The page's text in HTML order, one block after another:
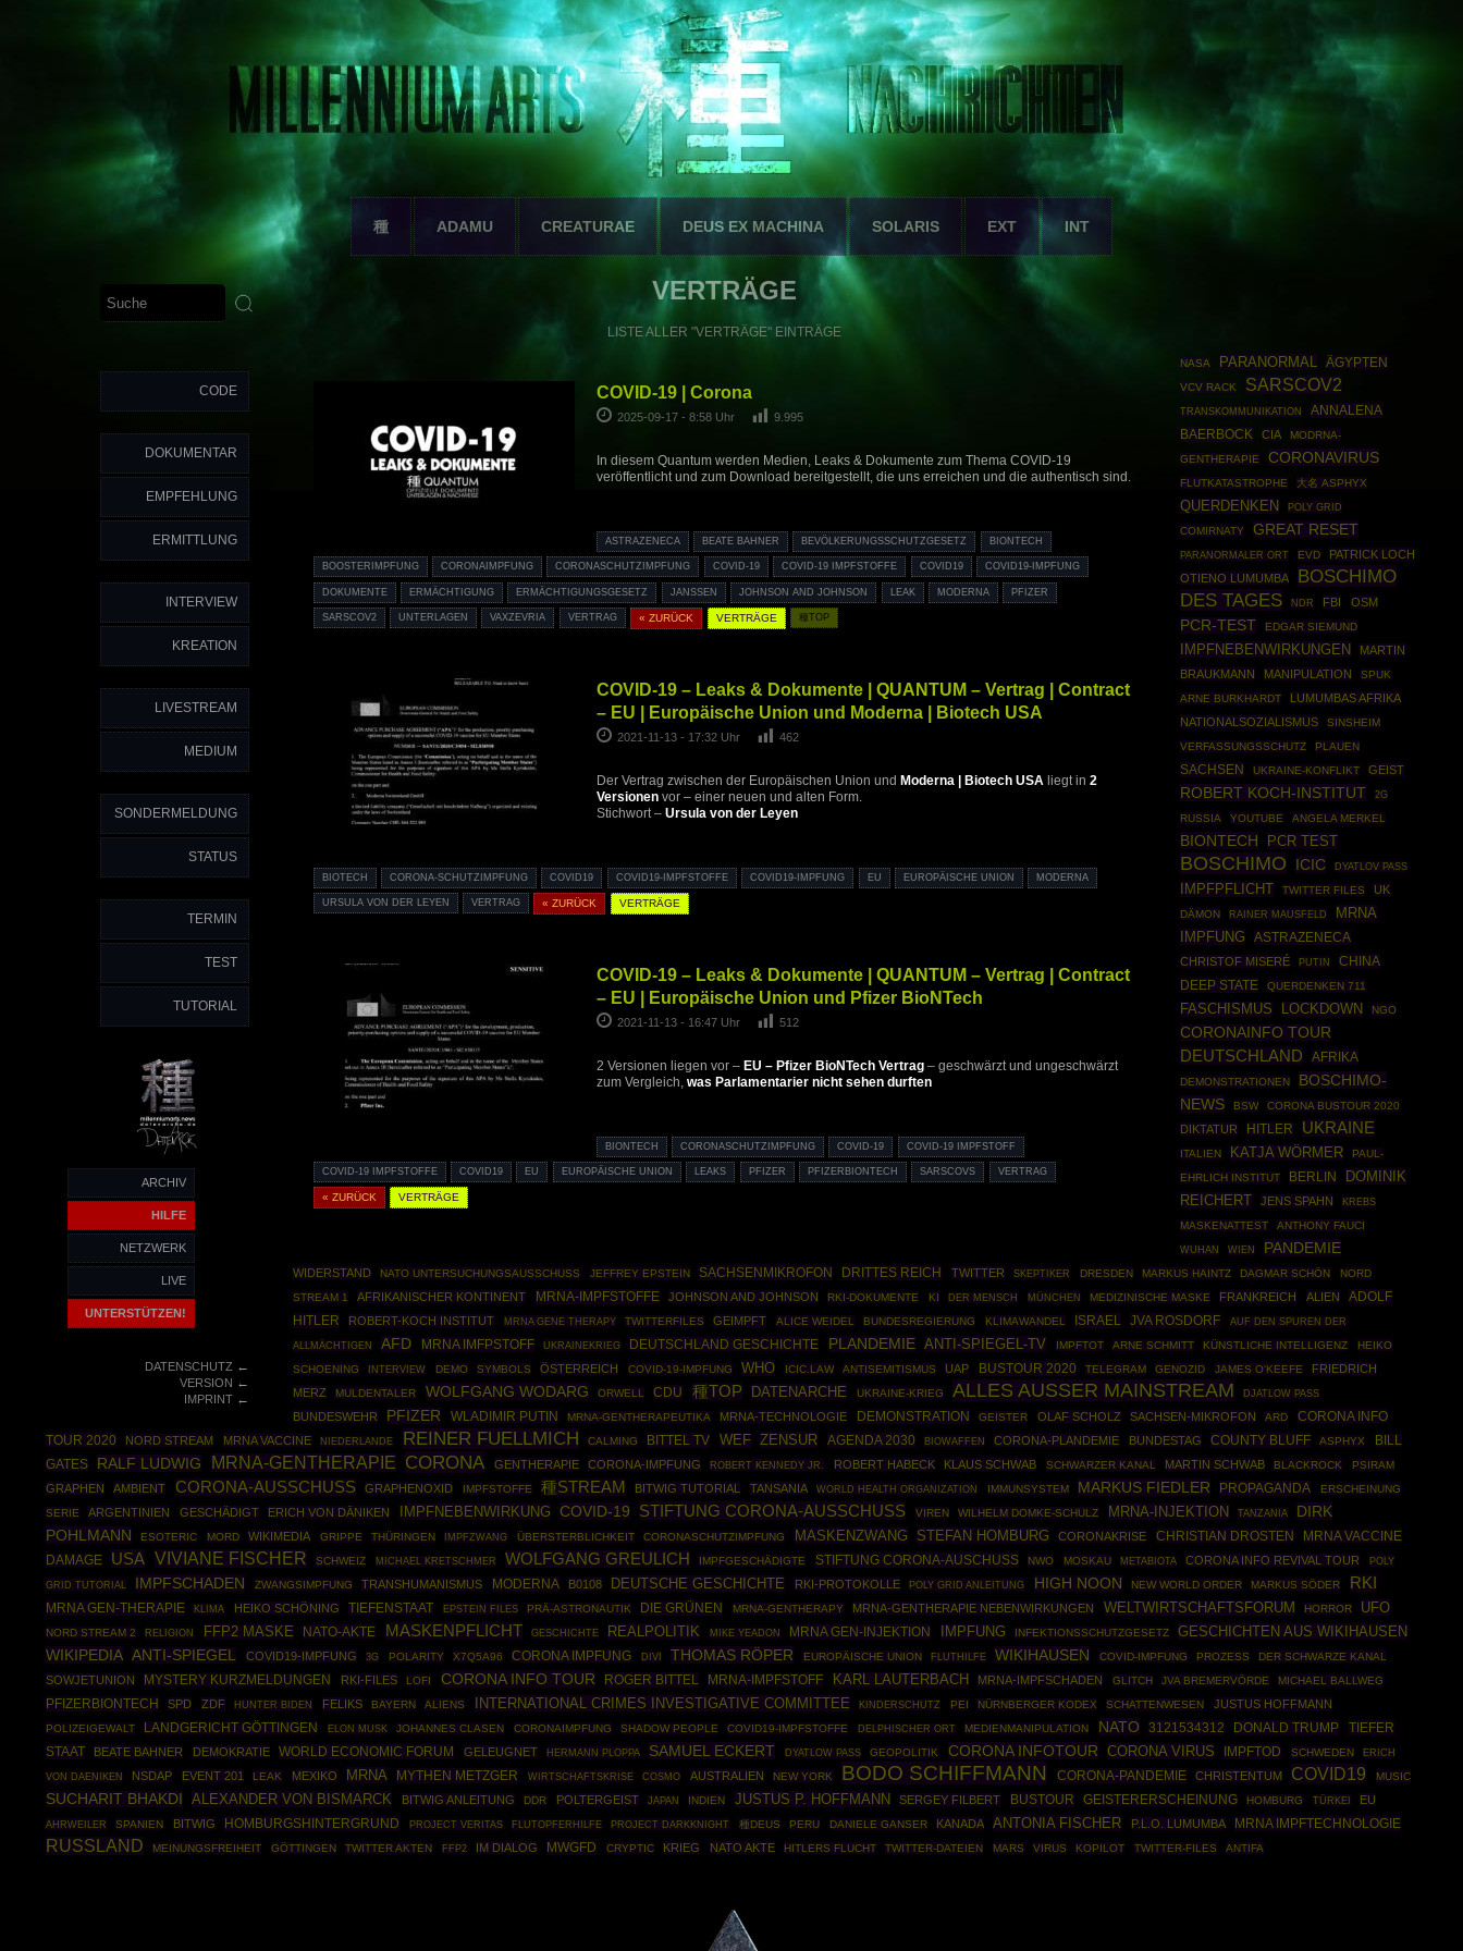
種 ADAMU CREATURAE DEUS EX MACHINA SOLARIS EXT INT
CODE
DOKUMENTAR
EMPFEHLUNG
ERMITTLUNG
INTERVIEW
KREATION
LIVESTREAM
MEDIUM
SONDERMELDUNG
STATUS
TERMIN
TEST
TUTORIAL
ARCHIV
HILFE
NETZWERK
LIVE
UNTERSTÜTZEN!
DATENSCHUTZ←
VERSION ←
IMPRINT←
VERTRÄGE
LISTE ALLER "VERTRÄGE" EINTRÄGE
COVID-19 | Corona
2025-09-17 - 8:58 Uhr 9.995
In diesem Quantum werden Medien, Leaks & Dokumente zum Thema COVID-19
veröffentlicht und zum Download bereitgestellt, die uns erreichen und die authentisch sind.
ASTRAZENECA BEATE BAHNER BEVÖLKERUNGSSCHUTZGESETZ BIONTECH
BOOSTERIMPFUNG CORONAIMPFUNG CORONASCHUTZIMPFUNG COVID-19 COVID-19 IMPFSTOFFE COVID19 COVID19-IMPFUNG
DOKUMENTE ERMÄCHTIGUNG ERMÄCHTIGUNGSGESETZ JANSSEN JOHNSON AND JOHNSON LEAK MODERNA PFIZER
SARSCOV2 UNTERLAGEN VAXZEVRIA VERTRAG « ZURÜCK VERTRÄGE 種TOP
COVID-19 – Leaks & Dokumente | QUANTUM – Vertrag | Contract
– EU | Europäische Union und Moderna | Biotech USA
2021-11-13 - 17:32 Uhr 462
Der Vertrag zwischen der Europäischen Union und Moderna | Biotech USA liegt in 2
Versionenvor – einer neuen und alten Form.
Stichwort – Ursula von der Leyen
BIOTECH CORONA-SCHUTZIMPFUNG COVID19 COVID19-IMPFSTOFFE COVID19-IMPFUNG EU EUROPÄISCHE UNION MODERNA
URSULA VON DER LEYEN VERTRAG « ZURÜCK VERTRÄGE
COVID-19 – Leaks & Dokumente | QUANTUM – Vertrag | Contract
– EU | Europäische Union und Pfizer BioNTech
2021-11-13 - 16:47 Uhr 512
2 Versionen liegen vor – EU – Pfizer BioNTech Vertrag– geschwärzt und ungeschwärzt
zum Vergleich, was Parlamentarier nicht sehen durften
BIONTECH CORONASCHUTZIMPFUNG COVID-19 COVID-19 IMPFSTOFF
COVID-19 IMPFSTOFFE COVID19 EU EUROPÄISCHE UNION LEAKS PFIZER PFIZERBIONTECH SARSCOVS VERTRAG
« ZURÜCK VERTRÄGE
NASA PARANORMAL ÄGYPTEN
VCV RACK SARSCOV2
TRANSKOMMUNIKATION
ANNALENA
BAERBOCK
CIA
MODRNA-
GENTHERAPIE
CORONAVIRUS
FLUTKATASTROPHE 大名 ASPHYX
QUERDENKEN
POLY GRID
COMIRNATY
GREAT RESET
PARANORMALER ORT EVD
PATRICK LOCH
OTIENO LUMUMBA
BOSCHIMO
DES TAGES
NDR FBI OSM
PCR-TEST EDGAR SIEMUND
IMPFNEBENWIRKUNGEN
MARTIN
BRAUKMANN
MANIPULATION
SPUK
ARNE BURKHARDT
LUMUMBAS AFRIKA
NATIONALSOZIALISMUS
SINSHEIM
VERFASSUNGSSCHUTZ
PLAUEN
SACHSEN UKRAINE-KONFLIKT GEIST
ROBERT KOCH-INSTITUT 2G
RUSSIA YOUTUBE ANGELA MERKEL
BIONTECH PCR TEST
BOSCHIMO ICIC DYATLOV PASS
IMPFPFLICHT TWITTER FILES UK
DÄMON RAINER MAUSFELD
MRNA
IMPFUNG
ASTRAZENECA
CHRISTOF MISERÉ PUTIN
CHINA
DEEP STATE
QUERDENKEN 711
FASCHISMUS LOCKDOWN NGO
CORONAINFO TOUR
DEUTSCHLAND AFRIKA
DEMONSTRATIONEN
BOSCHIMO-
NEWS
BSW CORONA BUSTOUR 2020
DIKTATUR HITLER UKRAINE
ITALIEN KATJA WÖRMER
PAUL-
EHRLICH INSTITUT
BERLIN
DOMINIK
REICHERT
JENS SPAHN KREBS
MASKENATTEST ANTHONY FAUCI
WUHAN WIEN PANDEMIE
WIDERSTAND NATO UNTERSUCHUNGSAUSSCHUSS JEFFREY EPSTEIN SACHSENMIKROFON DRITTES REICH TWITTER SKEPTIKER DRESDEN MARKUS HAINTZ DAGMAR SCHÖN
NORD
STREAM 1
AFRIKANISCHER KONTINENT MRNA-IMPFSTOFFE JOHNSON AND JOHNSON RKI-DOKUMENTE KI DER MENSCH MÜNCHEN MEDIZINISCHE MASKE FRANKREICH ALIEN
ADOLF
HITLER
ROBERT-KOCH INSTITUT MRNA GENE THERAPY TWITTERFILES GEIMPFT ALICE WEIDEL BUNDESREGIERUNG KLIMAWANDEL ISRAEL JVA ROSDORF AUF DEN SPUREN DER
ALLMÄCHTIGEN AFD MRNA IMFPSTOFF UKRAINEKRIEG DEUTSCHLAND GESCHICHTE PLANDEMIE ANTI-SPIEGEL-TV IMPFTOT ARNE SCHMITT KÜNSTLICHE INTELLIGENZ
HEIKO
SCHOENING
INTERVIEW DEMO SYMBOLS ÖSTERREICH COVID-19-IMPFUNG WHO ICIC.LAW ANTISEMITISMUS UAP BUSTOUR 2020 TELEGRAM GENOZID JAMES O'KEEFE
FRIEDRICH
MERZ
MULDENTALER WOLFGANG WODARG ORWELL CDU 種TOP DATENARCHE UKRAINE-KRIEG ALLES AUSSER MAINSTREAM DJATLOW PASS
BUNDESWEHR PFIZER WLADIMIR PUTIN MRNA-GENTHERAPEUTIKA MRNA-TECHNOLOGIE DEMONSTRATION GEISTER OLAF SCHOLZ SACHSEN-MIKROFON ARD
CORONA INFO
TOUR 2020
NORD STREAM MRNA VACCINE NIEDERLANDE REINER FUELLMICH CALMING BITTEL TV WEF ZENSUR AGENDA 2030 BIOWAFFEN CORONA-PLANDEMIE BUNDESTAG COUNTY BLUFF ASPHYX
BILL
GATES
RALF LUDWIG MRNA-GENTHERAPIE CORONA GENTHERAPIE CORONA-IMPFUNG ROBERT KENNEDY JR. ROBERT HABECK KLAUS SCHWAB SCHWARZER KANAL MARTIN SCHWAB BLACKROCK PSIRAM
GRAPHEN AMBIENT CORONA-AUSSCHUSS GRAPHENOXID IMPFSTOFFE 種STREAM BITWIG TUTORIAL TANSANIA WORLD HEALTH ORGANIZATION IMMUNSYSTEM MARKUS FIEDLER PROPAGANDA
ERSCHEINUNG
SERIE
ARGENTINIEN GESCHÄDIGT ERICH VON DÄNIKEN IMPFNEBENWIRKUNG COVID-19 STIFTUNG CORONA-AUSSCHUSS VIREN WILHELM DOMKE-SCHULZ MRNA-INJEKTION TANZANIA
DIRK
POHLMANN
ESOTERIC MORD WIKIMEDIA GRIPPE THÜRINGEN IMPFZWANG ÜBERSTERBLICHKEIT CORONASCHUTZIMPFUNG MASKENZWANG STEFAN HOMBURG CORONAKRISE CHRISTIAN DROSTEN
MRNA VACCINE
DAMAGE
USA VIVIANE FISCHER SCHWEIZ MICHAEL KRETSCHMER WOLFGANG GREULICH IMPFGESCHÄDIGTE STIFTUNG CORONA-AUSCHUSS NWO MOSKAU METABIOTA CORONA INFO REVIVAL TOUR
POLY
GRID TUTORIAL
IMPFSCHADEN ZWANGSIMPFUNG TRANSHUMANISMUS MODERNA B0108 DEUTSCHE GESCHICHTE RKI-PROTOKOLLE POLY GRID ANLEITUNG HIGH NOON NEW WORLD ORDER MARKUS SÖDER RKI
MRNA GEN-THERAPIE KLIMA HEIKO SCHÖNING TIEFENSTAAT EPSTEIN FILES PRÄ-ASTRONAUTIK DIE GRÜNEN MRNA-GENTHERAPY MRNA-GENTHERAPIE NEBENWIRKUNGEN WELTWIRTSCHAFTSFORUM HORROR UFO
NORD STREAM 2 RELIGION FFP2 MASKE NATO-AKTE MASKENPFLICHT GESCHICHTE REALPOLITIK MIKE YEADON MRNA GEN-INJEKTION IMPFUNG INFEKTIONSSCHUTZGESETZ GESCHICHTEN AUS WIKIHAUSEN
WIKIPEDIA ANTI-SPIEGEL COVID19-IMPFUNG 3G POLARITY X7Q5A96 CORONA IMPFUNG DIVI THOMAS RÖPER EUROPÄISCHE UNION FLUTHILFE WIKIHAUSEN COVID-IMPFUNG PROZESS DER SCHWARZE KANAL
SOWJETUNION MYSTERY KURZMELDUNGEN RKI-FILES LOFI CORONA INFO TOUR ROGER BITTEL MRNA-IMPFSTOFF KARL LAUTERBACH MRNA-IMPFSCHADEN GLITCH JVA BREMERVÖRDE MICHAEL BALLWEG
PFIZERBIONTECH SPD ZDF HUNTER BIDEN FELIKS BAYERN ALIENS INTERNATIONAL CRIMES INVESTIGATIVE COMMITTEE KINDERSCHUTZ PEI NÜRNBERGER KODEX SCHATTENWESEN JUSTUS HOFFMANN
POLIZEIGEWALT LANDGERICHT GÖTTINGEN ELON MUSK JOHANNES CLASEN CORONAIMPFUNG SHADOW PEOPLE COVID19-IMPFSTOFFE DELPHISCHER ORT MEDIENMANIPULATION NATO 3121534312 DONALD TRUMP
TIEFER
STAAT
BEATE BAHNER DEMOKRATIE WORLD ECONOMIC FORUM GELEUGNET HERMANN PLOPPA SAMUEL ECKERT DYATLOW PASS GEOPOLITIK CORONA INFOTOUR CORONA VIRUS IMPFTOD SCHWEDEN ERICH
VON DAENIKEN NSDAP EVENT 201 LEAK MEXIKO MRNA MYTHEN METZGER WIRTSCHAFTSKRISE COSMO AUSTRALIEN NEW YORK BODO SCHIFFMANN CORONA-PANDEMIE CHRISTENTUM COVID19 MUSIC
SUCHARIT BHAKDI ALEXANDER VON BISMARCK BITWIG ANLEITUNG DDR POLTERGEIST JAPAN INDIEN JUSTUS P. HOFFMANN SERGEY FILBERT BUSTOUR GEISTERERSCHEINUNG HOMBURG TÜRKEI EU
AHRWEILER SPANIEN BITWIG HOMBURGSHINTERGRUND PROJECT VERITAS FLUTOPFERHILFE PROJECT DARKKNIGHT 種DEUS PERU DANIELE GANSER KANADA ANTONIA FISCHER P.L.O. LUMUMBA MRNA IMPFTECHNOLOGIE
RUSSLAND MEINUNGSFREIHEIT GÖTTINGEN TWITTER AKTEN FFP2 IM DIALOG MWGFD CRYPTIC KRIEG NATO AKTE HITLERS FLUCHT TWITTER-DATEIEN MARS VIRUS KOPILOT TWITTER-FILES ANTIFA